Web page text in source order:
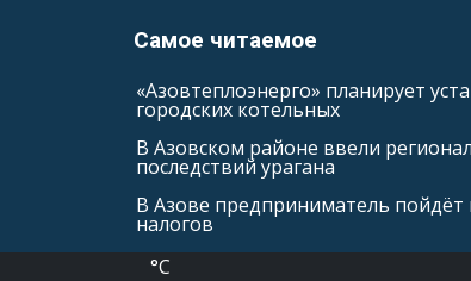
Самое читаемое
«Азовтеплоэнерго» планирует
городских котельных
В Азовском районе ввели
последствий урагана
В Азове предприниматель пойдёт
налогов
°C